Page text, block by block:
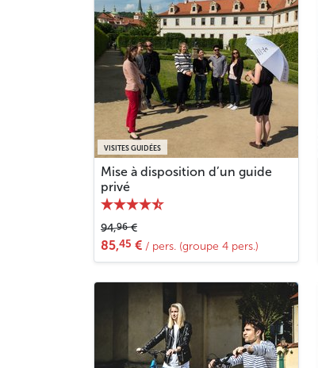
VISITES GUIDÉES
Mise à disposition d’un guide
privé
94,96€
85,45 € / pers. (groupe 4 pers.)